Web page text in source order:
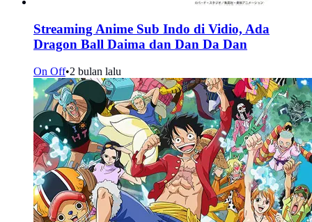
Streaming Anime Sub Indo di Vidio, Ada
Dragon Ball Daima dan Dan Da Dan
On Off•2 bulan lalu